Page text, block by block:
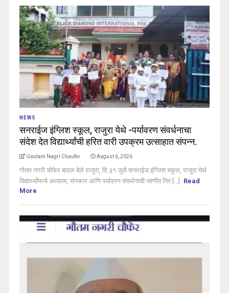
NEWS
सनराईज इंग्लिश स्कूल, राजुरा येथे -पर्यावरण संवर्धनाचा
संदेश देत विद्यार्थ्यांची हरित वारी उपक्रम उत्साहात संपन्न.
Gautam Nagri Chaufer August 6, 2026
गौतम नगरी चौफेर बादल बेले राजुरा, दि.३१ जुलै सनराईज इंग्लिश स्कूल, राजुरा येथे
विद्यार्थ्यांमध्ये अध्यात्म, संस्कार आणि पर्यावरण संवर्धनाची जाणीव निर [...]
Read
More